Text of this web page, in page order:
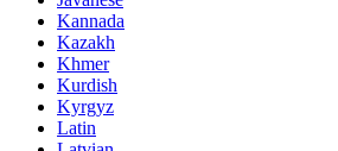
Kannada
Kazakh
Khmer
Kurdish
Kyrgyz
Latin